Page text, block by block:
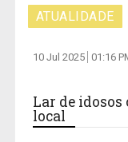
ATUALIDADE
10 Jul 2025 01:16
Lar de
local